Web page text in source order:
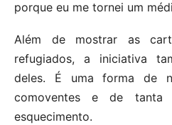
porque eu me tornei um
Além de mostrar as
refugiados, a iniciativa
deles. É uma forma de
comoventes e de tanta
esquecimento.